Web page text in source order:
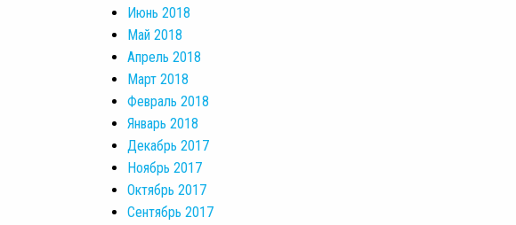
Июнь 2018
Май 2018
Апрель 2018
Март 2018
Февраль 2018
Январь 2018
Декабрь 2017
Ноябрь 2017
Октябрь 2017
Сентябрь 2017